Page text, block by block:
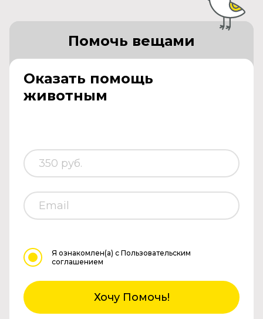
Оказать помощь
животным
Помочь вещами
Я ознакомлен(а) с Пользовательским
соглашением
Хочу Помочь!